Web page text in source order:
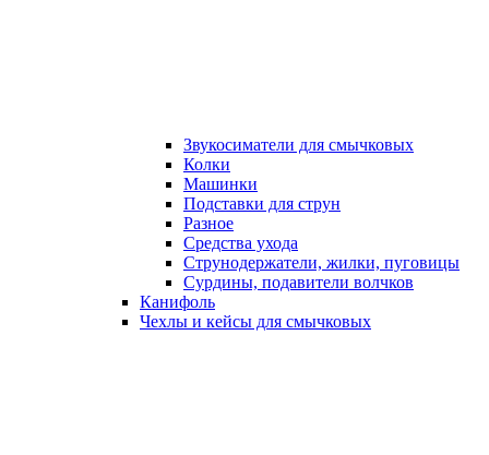
Звукосиматели для смычковых
Колки
Машинки
Подставки для струн
Разное
Средства ухода
Струнодержатели, жилки, пуговицы
Сурдины, подавители волчков
Канифоль
Чехлы и кейсы для смычковых